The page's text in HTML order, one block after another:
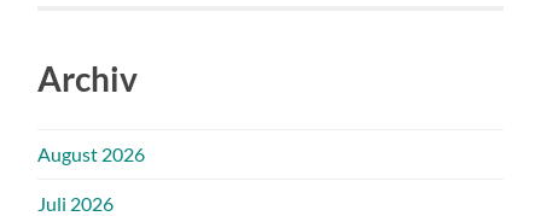
Archiv
August 2026
Juli 2026